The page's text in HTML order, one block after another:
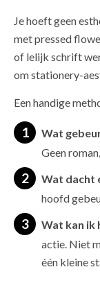
Je hoeft geen
met pressed
of lelijk schrift
om stationery-
Een handige
Wat
Geen
Wat dacht
hoofd
Wat kan ik
actie. Niet
één kleine